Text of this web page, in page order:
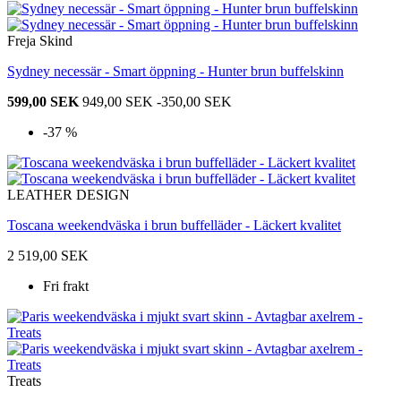
Freja Skind
Sydney necessär - Smart öppning - Hunter brun buffelskinn
599,00 SEK 949,00 SEK -350,00 SEK
-37 %
LEATHER DESIGN
Toscana weekendväska i brun buffelläder - Läckert kvalitet
2 519,00 SEK
Fri frakt
Treats